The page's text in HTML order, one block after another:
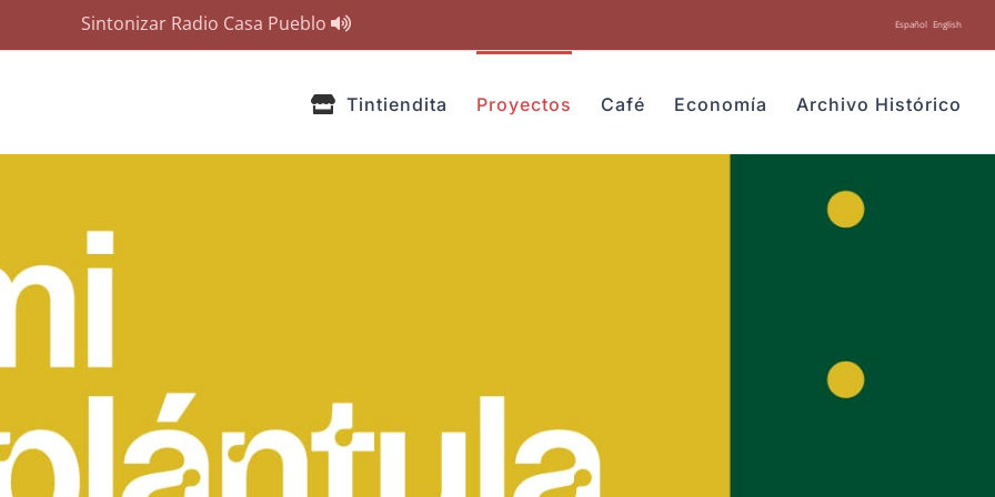
Sintonizar Radio Casa Pueblo Español English
Tintiendita Proyectos Café Economía Archivo Histórico